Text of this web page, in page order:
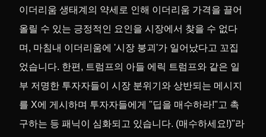
이더리움 생태계의 약세로 인해 이더리움 가격을 끌어
올릴 수 있는 긍정적인 요인을 시장에서 찾을 수 없다
며, 마침내 이더리움에 '시장 붕괴'가 일어났다고 꼬집
었습니다. 한편, 트럼프의 아들 에릭 트럼프와 같은 일
부 저명한 투자자들이 시장 분위기와 상반되는 메시지
를 X에 게시하며 투자자들에게 "딥을 매수하라!"고 촉
구하는 등 패닉이 심화되고 있습니다. (매수하세요!)"라